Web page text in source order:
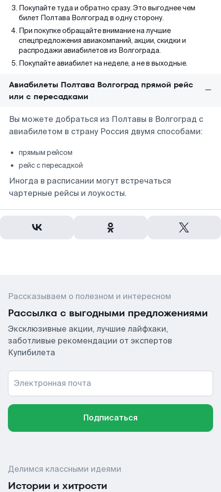
Покупайте туда и обратно сразу. Это выгоднее чем
билет Полтава Волгоград в одну сторону.
При покупке обращайте внимание на лучшие
спецпредложения авиакомпаний, акции, скидки и
распродажи авиабилетов из Волгограда.
Покупайте авиабилет на неделе, а не в выходные.
Авиабилеты Полтава Волгоград прямой рейс
или с пересадками
Вы можете добраться из Полтавы в Волгоград с
авиабилетом в страну Россия двумя способами:
прямым рейсом
рейс с пересадкой
Иногда в расписании могут встречаться
чартерные рейсы и лоукосты.
Рассказываем о полезном и интересном
Рассылка с выгодными предложениями
Эксклюзивные акции, лучшие лайфхаки,
заботливые рекомендации от экспертов
Купибилета
Электронная почта
Подписаться
Делимся классными идеями
Истории и хитрости